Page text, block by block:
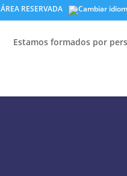
ÁREA RESERVADA
Estamos formados por